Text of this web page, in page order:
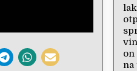
on
na